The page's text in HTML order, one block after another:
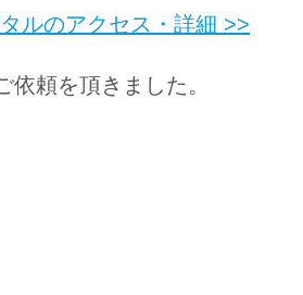
ルのアクセス・詳細 >>
頼を頂きました。